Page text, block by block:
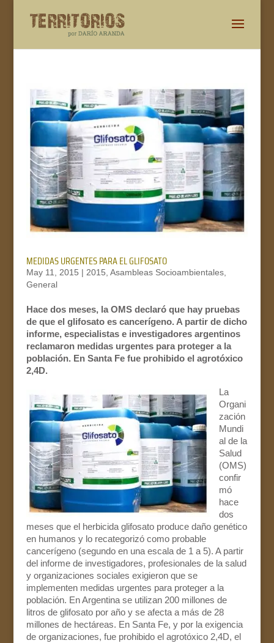
MEDIDAS URGENTES PARA EL GLIFOSATO
May 11, 2015 | 2015, Asambleas Socioambientales,
General
Hace dos meses, la OMS declaró que hay pruebas
de que el glifosato es cancerígeno. A partir de dicho
informe, especialistas e investigadores argentinos
reclamaron medidas urgentes para proteger a la
población. En Santa Fe fue prohibido el agrotóxico
2,4D.
La
Organi
zación
Mundi
al de la
Salud
(OMS)
confir
mó
hace
dos
meses que el herbicida glifosato produce daño genético
en humanos y lo recategorizó como probable
cancerígeno (segundo en una escala de 1 a 5). A partir
del informe de investigadores, profesionales de la salud
y organizaciones sociales exigieron que se
implementen medidas urgentes para proteger a la
población. En Argentina se utilizan 200 millones de
litros de glifosato por año y se afecta a más de 28
millones de hectáreas. En Santa Fe, y por la exigencia
de organizaciones, fue prohibido el agrotóxico 2,4D, el